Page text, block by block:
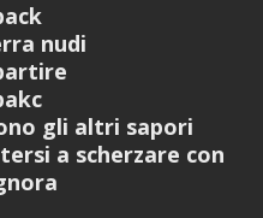
nudi
gli altri sapori
a scherzare con